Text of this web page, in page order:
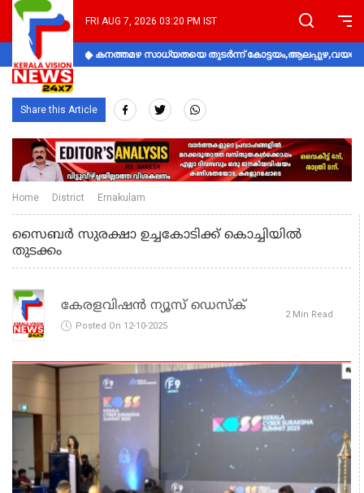
FRI AUG 7, 2026 03:20 PM IST
കനത്തമഴ സാധ്യതയെ തുടർന്ന്
Share this Article
Home District Ernakulam
സൈബർ സുരക്ഷാ ഉച്ചകോടിക്ക് കൊച്ചിയിൽ
തുടക്കം
കേരളവിഷൻ ന്യൂസ് ഡെസ്‌ക്
Posted On 12-10-2025
2 Min Read